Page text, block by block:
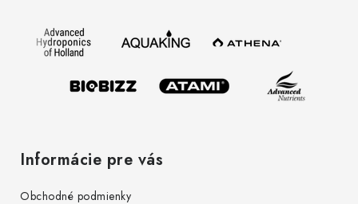
Informácie pre vás
Obchodné podmienky